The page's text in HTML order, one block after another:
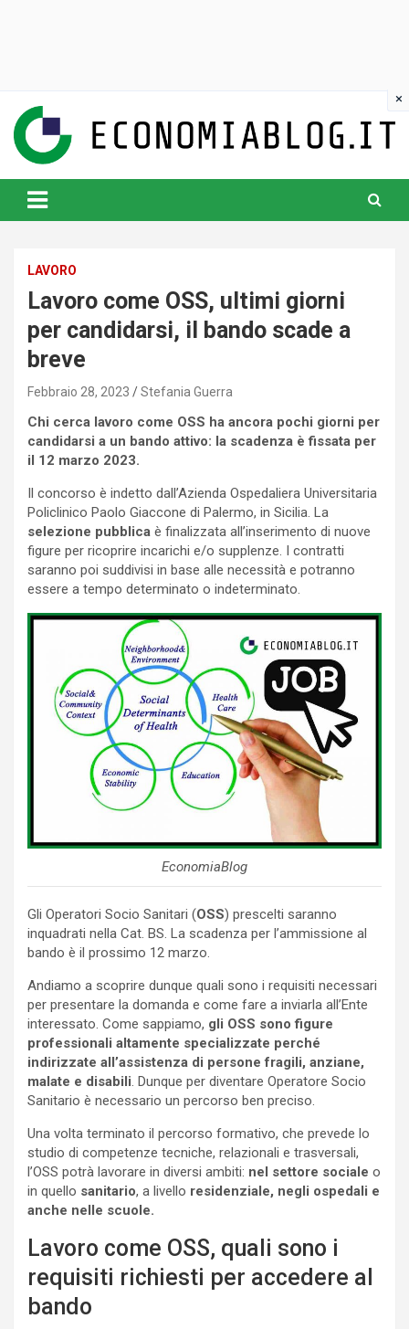
content
www.economiablog.it
LAVORO
Lavoro come OSS, ultimi giorni
per candidarsi, il bando scade a
breve
Febbraio 28, 2023 Stefania Guerra
Chi cerca lavoro come OSS ha ancora pochi giorni per
candidarsi a un bando attivo: la scadenza è fissata per
il 12 marzo 2023.
Il concorso è indetto dall’Azienda Ospedaliera Universitaria
Policlinico Paolo Giaccone di Palermo, in Sicilia. La
selezione pubblica è finalizzata all’inserimento di nuove
figure per ricoprire incarichi e/o supplenze. I contratti
saranno poi suddivisi in base alle necessità e potranno
essere a tempo determinato o indeterminato.
EconomiaBlog
Gli Operatori Socio Sanitari (OSS) prescelti saranno
inquadrati nella Cat. BS. La scadenza per l’ammissione al
bando è il prossimo 12 marzo.
Andiamo a scoprire dunque quali sono i requisiti necessari
per presentare la domanda e come fare a inviarla all’Ente
interessato. Come sappiamo, gli OSS sono figure
professionali altamente specializzate perché
indirizzate all’assistenza di persone fragili, anziane,
malate e disabili . Dunque per diventare Operatore Socio
Sanitario è necessario un percorso ben preciso.
Una volta terminato il percorso formativo, che prevede lo
studio di competenze tecniche, relazionali e trasversali,
l’OSS potrà lavorare in diversi ambiti: nel settore sociale o
in quello sanitario, a livello residenziale, negli ospedali e
anche nelle scuole.
Lavoro come OSS, quali sono i
requisiti richiesti per accedere al
bando